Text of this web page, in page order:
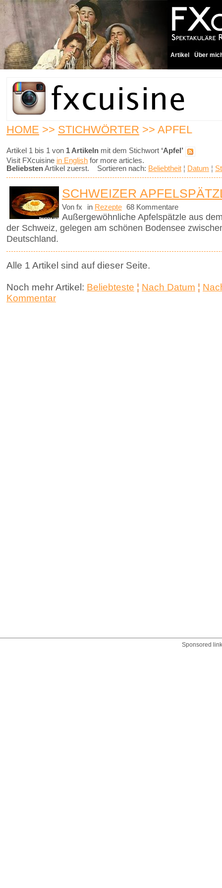
Artikel Über
HOME >> STICHWÖRTER >> APFEL
Artikel 1 bis 1 von 1 Artikeln mit dem Stichwort ‘Apfel’
Visit FXcuisine in English for more articles.
BeliebstenArtikel zuerst. Sortieren nach: Beliebtheit ¦ Datum ¦
SCHWEIZER
Von fx in Rezepte 68 Kommentare
Außergewöhnliche Apfelspätzle aus
der Schweiz, gelegen am schönen Bodensee
Deutschland.
Alle 1 Artikel sind auf dieser Seite.
Noch mehr Artikel: Beliebteste ¦ Nach Datum ¦
Kommentar
Sponsored